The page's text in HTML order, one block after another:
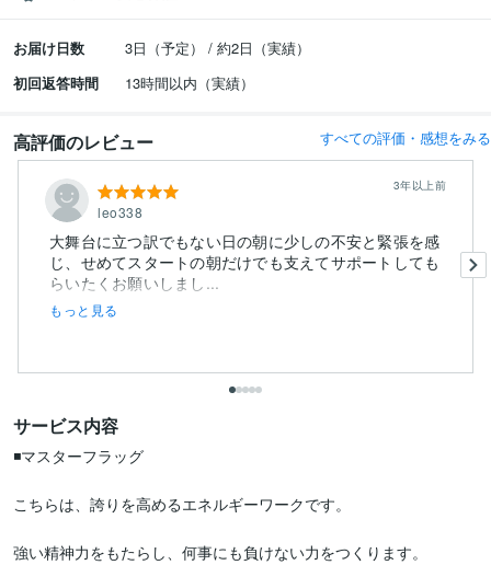
お届け日数
3日（予定） / 約2日（実績）
初回返答時間
13時間以内（実績）
高評価のレビュー すべての評価・感想をみる
leo338
3年以上前
大舞台に立つ訳でもない日の朝に少しの不安と緊張を感
じ、せめてスタートの朝だけでも支えてサポートしても
らいたくお願いしまし...
もっと見る
サービス内容
◾️マスターフラッグ
こちらは、誇りを高めるエネルギーワークです。
強い精神力をもたらし、何事にも負けない力をつくります。